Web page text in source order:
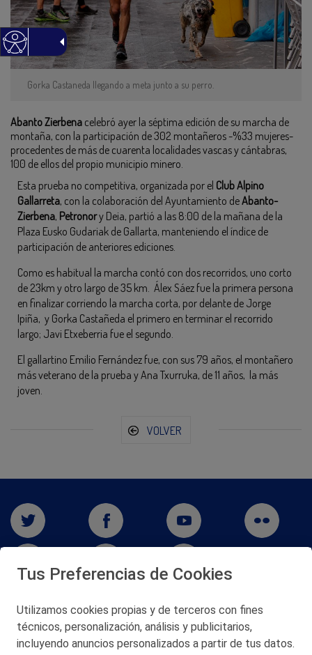
Gorka Castaneda llegando a meta junto a su perro.
Abanto Zierbena celebró ayer la séptima edición de su marcha de
montaña, con la participación de 302 montañeros -%33 mujeres-
procedentes de más de cuarenta localidades vascas y cántabras,
100 de ellos del propio municipio minero.
Esta prueba no competitiva, organizada por el Club Alpino
Gallarreta, con la colaboración del Ayuntamiento deAbanto-
Zierbena, Petronory Deia, partió a las 8:00 de la mañana de la
Plaza Eusko Gudariak de Gallarta, manteniendo el índice de
participación de anteriores ediciones.
Como es habitual la marcha contó con dos recorridos, uno corto
de 23km y otro largo de 35 km. Álex Sáez fue la primera persona
en finalizar corriendo la marcha corta, por delante de Jorge
Ipiña, y Gorka Castañeda el primero en terminar el recorrido
largo; Javi Etxeberria fue el segundo.
El gallartino Emilio Fernández fue, con sus 79 años, el montañero
más veterano de la prueba y Ana Txurruka, de 11 años, la más
joven.
VOLVER
San Martín 5-Edificio Muñatones,
48550 Muskiz (Bizkaia)
Telf. 946 357 000
Tus Preferencias de Cookies
Utilizamos cookies propias y de terceros con fines
técnicos, personalización, análisis y publicitarios,
incluyendo anuncios personalizados a partir de tus datos.